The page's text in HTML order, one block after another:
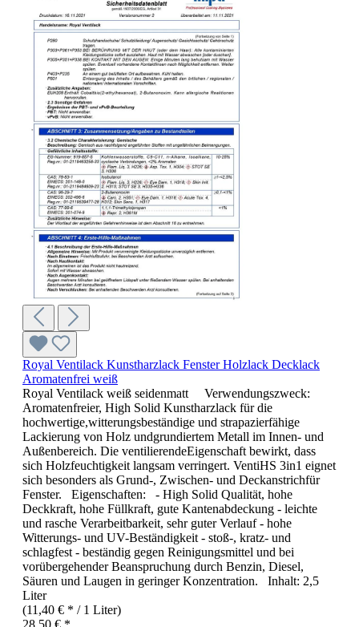
Royal Ventilack Kunstharzlack Fenster Holzlack Decklack
Aromatenfrei weiß
Royal Ventilack weiß seidenmatt Verwendungszweck:
Aromatenfreier, High Solid Kunstharzlack für die
hochwertige,witterungsbeständige und strapazierfähige
Lackierung von Holz undgrundiertem Metall im Innen- und
Außenbereich. Die ventilierendeEigenschaft bewirkt, dass
sich Holzfeuchtigkeit langsam verringert. VentiHS 3in1 eignet
sich besonders als Grund-, Zwischen- und Deckanstrichfür
Fenster. Eigenschaften: - High Solid Qualität, hohe
Deckkraft, hohe Füllkraft, gute Kantenabdeckung - leichte
und rasche Verarbeitbarkeit, sehr guter Verlauf - hohe
Witterungs- und UV-Beständigkeit - stoß-, kratz- und
schlagfest - beständig gegen Reinigungsmittel und bei
vorübergehender Beanspruchung durch Benzin, Diesel,
Säuren und Laugen in geringer Konzentration. Inhalt: 2,5
Liter
(11,40 € * / 1 Liter)
28,50 € *